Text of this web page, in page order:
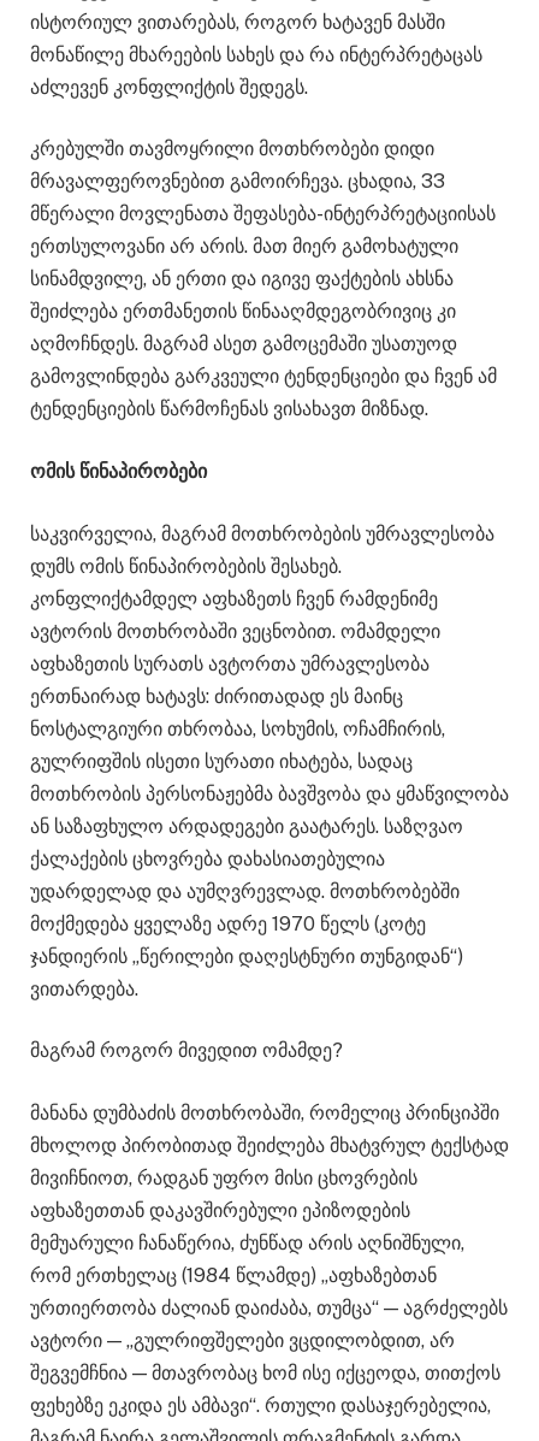
ისტორიულ ვითარებას, როგორ ხატავენ მასში
მონაწილე მხარეების სახეს და რა ინტერპრეტაცას
აძლევენ კონფლიქტის შედეგს.
კრებულში თავმოყრილი მოთხრობები დიდი
მრავალფეროვნებით გამოირჩევა. ცხადია, 33
მწერალი მოვლენათა შეფასება-ინტერპრეტაციისას
ერთსულოვანი არ არის. მათ მიერ გამოხატული
სინამდვილე, ან ერთი და იგივე ფაქტების ახსნა
შეიძლება ერთმანეთის წინააღმდეგობრივიც კი
აღმოჩნდეს. მაგრამ ასეთ გამოცემაში უსათუოდ
გამოვლინდება გარკვეული ტენდენციები და ჩვენ ამ
ტენდენციების წარმოჩენას ვისახავთ მიზნად.
ომის წინაპირობები
საკვირველია, მაგრამ მოთხრობების უმრავლესობა
დუმს ომის წინაპირობების შესახებ.
კონფლიქტამდელ აფხაზეთს ჩვენ რამდენიმე
ავტორის მოთხრობაში ვეცნობით. ომამდელი
აფხაზეთის სურათს ავტორთა უმრავლესობა
ერთნაირად ხატავს: ძირითადად ეს მაინც
ნოსტალგიური თხრობაა, სოხუმის, ოჩამჩირის,
გულრიფშის ისეთი სურათი იხატება, სადაც
მოთხრობის პერსონაჟებმა ბავშვობა და ყმაწვილობა
ან საზაფხულო არდადეგები გაატარეს. საზღვაო
ქალაქების ცხოვრება დახასიათებულია
უდარდელად და აუმღვრევლად. მოთხრობებში
მოქმედება ყველაზე ადრე 1970 წელს (კოტე
ჯანდიერის „წერილები დაღესტნური თუნგიდან“)
ვითარდება.
მაგრამ როგორ მივედით ომამდე?
მანანა დუმბაძის მოთხრობაში, რომელიც პრინციპში
მხოლოდ პირობითად შეიძლება მხატვრულ ტექსტად
მივიჩნიოთ, რადგან უფრო მისი ცხოვრების
აფხაზეთთან დაკავშირებული ეპიზოდების
მემუარული ჩანაწერია, ძუნწად არის აღნიშნული,
რომ ერთხელაც (1984 წლამდე) „აფხაზებთან
ურთიერთობა ძალიან დაიძაბა, თუმცა“ — აგრძელებს
ავტორი — „გულრიფშელები ვცდილობდით, არ
შეგვემჩნია — მთავრობაც ხომ ისე იქცეოდა, თითქოს
ფეხებზე ეკიდა ეს ამბავი“. რთული დასაჯერებელია,